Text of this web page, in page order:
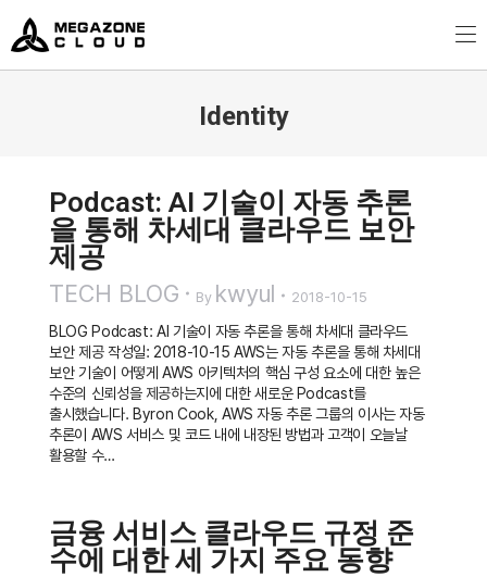
MegazoneCloud
디지털 전문 기업, 메가존클라우드
Identity
Podcast: AI 기술이 자동 추론
을 통해 차세대 클라우드 보안
제공
TECH BLOG By kwyul 2018-10-15
BLOG Podcast: AI 기술이 자동 추론을 통해 차세대 클라우드
보안 제공 작성일: 2018-10-15 AWS는 자동 추론을 통해 차세대
보안 기술이 어떻게 AWS 아키텍처의 핵심 구성 요소에 대한 높은
수준의 신뢰성을 제공하는지에 대한 새로운 Podcast를
출시했습니다. Byron Cook, AWS 자동 추론 그룹의 이사는 자동
추론이 AWS 서비스 및 코드 내에 내장된 방법과 고객이 오늘날
활용할 수…
금융 서비스 클라우드 규정 준
수에 대한 세 가지 주요 동향